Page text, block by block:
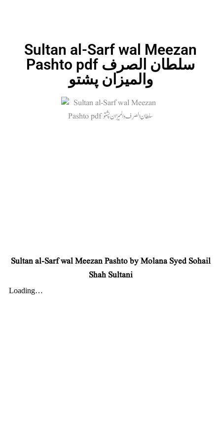
Sultan al-Sarf wal Meezan
Pashto pdf سلطان الصرف
والميزان پشتو
Sultan al-Sarf wal Meezan Pashto by Molana Syed Sohail
Shah Sultani